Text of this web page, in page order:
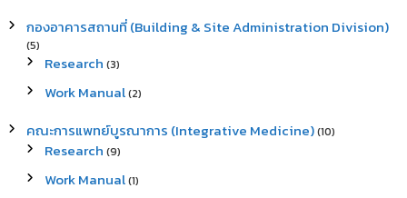
กองอาคารสถานที่ (Building & Site Administration Division)
(5)
Research (3)
Work Manual(2)
คณะการแพทย์บูรณาการ (Integrative Medicine)(10)
Research (9)
Work Manual(1)